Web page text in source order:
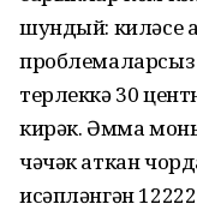
шундый: киләсе
терлеккә 30
кирәк. Әмма
чәчәк аткан
исәпләнгән